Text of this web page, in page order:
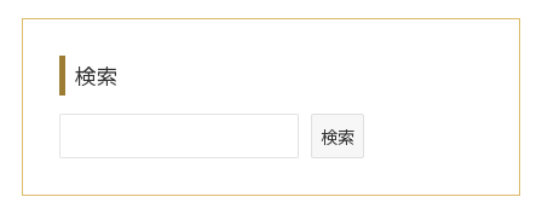
検索
検索